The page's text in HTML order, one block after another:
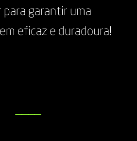
para garantir uma
eficaz e duradoura!